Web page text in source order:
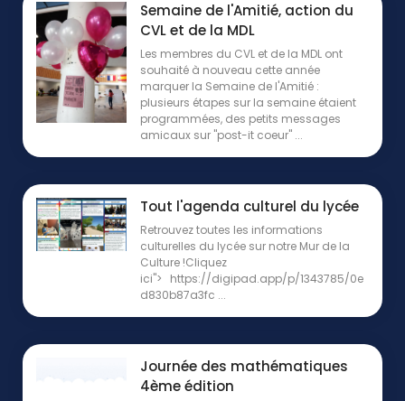
Semaine de l'Amitié, action du
CVL et de la MDL
Les membres du CVL et de la MDL ont
souhaité à nouveau cette année
marquer la Semaine de l'Amitié :
plusieurs étapes sur la semaine étaient
programmées, des petits messages
amicaux sur "post-it coeur" ...
Tout l'agenda culturel du lycée
Retrouvez toutes les informations
culturelles du lycée sur notre Mur de la
Culture !Cliquez
ici"> https://digipad.app/p/1343785/0e
d830b87a3fc ...
Journée des mathématiques
4ème édition